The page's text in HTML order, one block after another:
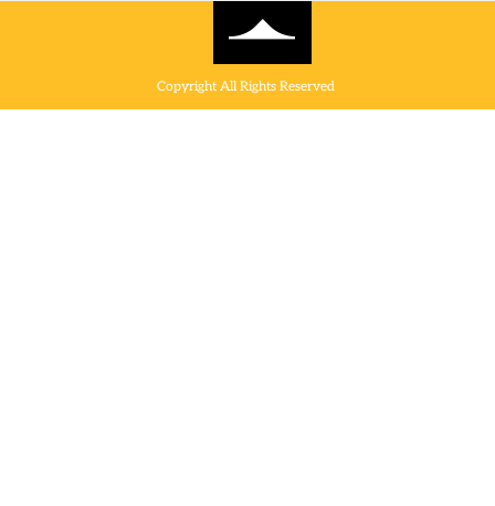
Copyright All Rights Reserved